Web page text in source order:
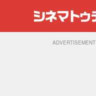
ADVERTISEMENT